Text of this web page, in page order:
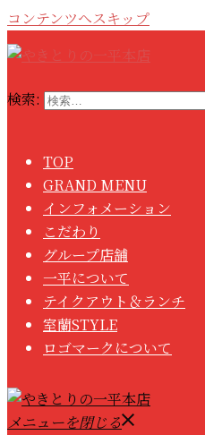
コンテンツへスキップ
検索:
TOP
GRAND MENU
インフォメーション
こだわり
グループ店舗
一平について
テイクアウト＆ランチ
室蘭STYLE
ロゴマークについて
メニューを閉じる